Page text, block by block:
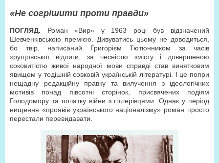
«Не согрішити проти правди»
ПОГЛЯД. Роман «Вир» у 1963 році був відзначений
Шевченківською премією. Дивуватись цьому не доводиться,
бо твір, написаний Григорієм Тютюнником за часів
хрущовської відлиги, за чесністю змісту і довершеною
соковитістю живої народної мови справді став винятковим
явищем у тодішній совковій українській літературі. І це попри
нещадну редакційну правку та вилучення з ідеологічних
мотивів понад півсотні сторінок, присвячених подіям
Голодомору та початку війни з гітлерівцями. Однак у період
нищення «проявів українського націоналізму» роман просто
перестали перевидавати.